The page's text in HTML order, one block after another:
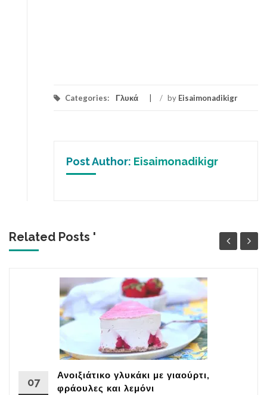
Categories: Γλυκά / by Eisaimonadikigr
Post Author: Eisaimonadikigr
Related Posts '
07
Ανοιξιάτικο γλυκάκι με γιαούρτι,
φράουλες και λεμόνι